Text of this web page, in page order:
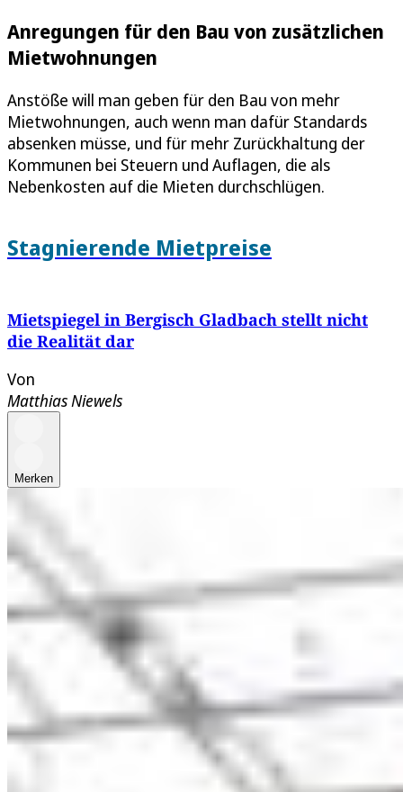
Anregungen für den Bau von zusätzlichen
Mietwohnungen
Anstöße will man geben für den Bau von mehr
Mietwohnungen, auch wenn man dafür Standards
absenken müsse, und für mehr Zurückhaltung der
Kommunen bei Steuern und Auflagen, die als
Nebenkosten auf die Mieten durchschlügen.
Stagnierende Mietpreise
Mietspiegel in Bergisch Gladbach stellt nicht
die Realität dar
Von
Matthias Niewels
Merken